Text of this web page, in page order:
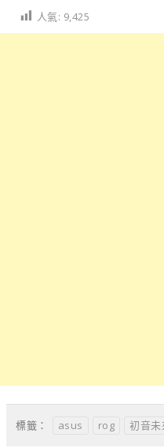
人氣: 9,425
標籤： asus rog 初音未